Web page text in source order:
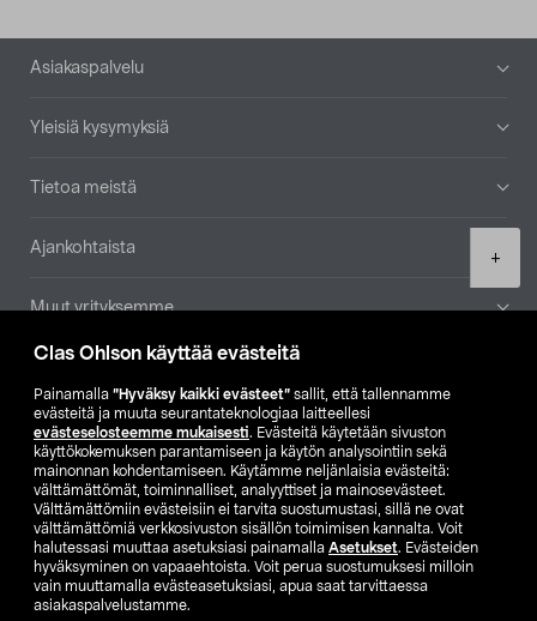
Clas Ohlson käyttää evästeitä
Painamalla ”Hyväksy kaikki evästeet” sallit, että tallennamme
evästeitä ja muuta seurantateknologiaa laitteellesi
evästeselosteemme mukaisesti. Evästeitä käytetään sivuston
käyttökokemuksen parantamiseen ja käytön analysointiin sekä
mainonnan kohdentamiseen. Käytämme neljänlaisia evästeitä:
välttämättömät, toiminnalliset, analyyttiset ja mainosevästeet.
Välttämättömiin evästeisiin ei tarvita suostumustasi, sillä ne ovat
välttämättömiä verkkosivuston sisällön toimimisen kannalta. Voit
halutessasi muuttaa asetuksiasi painamalla Asetukset. Evästeiden
hyväksyminen on vapaaehtoista. Voit perua suostumuksesi milloin
vain muuttamalla evästeasetuksiasi, apua saat tarvittaessa
asiakaspalvelustamme.
+
Alatunniste
Asiakaspalvelu
Yleisiä kysymyksiä
Tietoa meistä
Ajankohtaista
Muut yrityksemme
Etsi myymälä
SE NO FI
FI SV